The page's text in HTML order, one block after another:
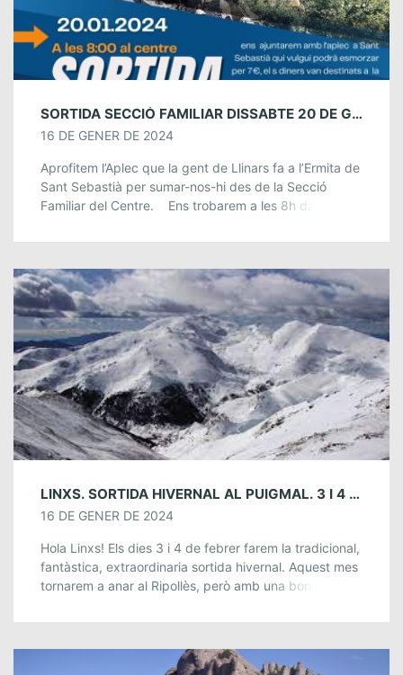
SORTIDA SECCIÓ FAMILIAR DISSABTE 20 DE GENER: APLEC DE SANT SEBASTIÀ
16 DE GENER DE 2024
Aprofitem l’Aplec que la gent de Llinars fa a l’Ermita de
Sant Sebastià per sumar-nos-hi des de la Secció
Familiar del Centre. Ens trobarem a les 8h davant del
LINXS. SORTIDA HIVERNAL AL PUIGMAL. 3 I 4 DE FEBRER
16 DE GENER DE 2024
Hola Linxs! Els dies 3 i 4 de febrer farem la tradicional,
fantàstica, extraordinaria sortida hivernal. Aquest mes
tornarem a anar al Ripollès, però amb una bona